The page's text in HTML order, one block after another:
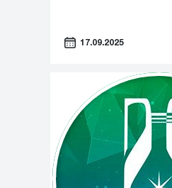
17.09.2025